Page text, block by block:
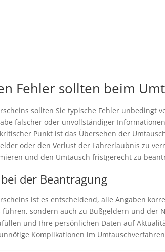
Fehler sollten beim
sollten Sie typische Fehler
falscher oder unvollständiger
Punkt ist das Übersehen der
oder den Verlust der Fahrerlaubnis zu
und den Umtausch fristgerecht zu
der Beantragung
ist es entscheidend, alle Angaben
führen, sondern auch zu Bußgeldern und
und Ihre persönlichen Daten auf
Komplikationen im